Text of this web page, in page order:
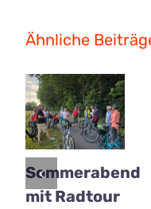
Ähnliche
Sommerabend
mit Radtour